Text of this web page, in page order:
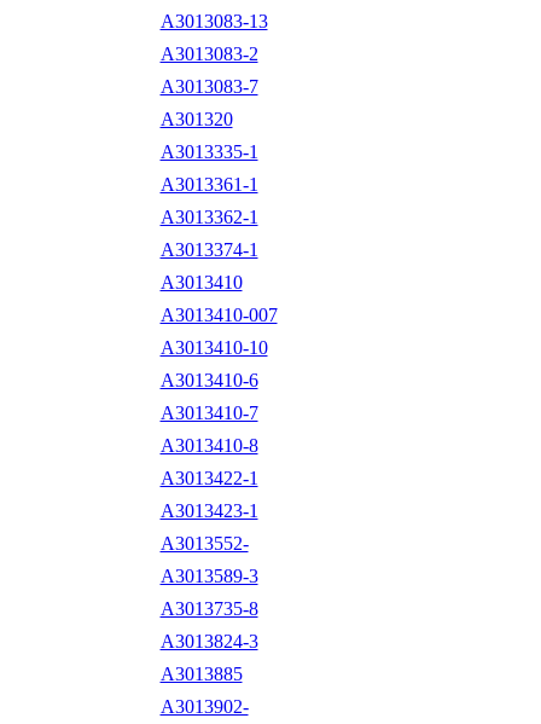
A3013083-13
A3013083-2
A3013083-7
A301320
A3013335-1
A3013361-1
A3013362-1
A3013374-1
A3013410
A3013410-007
A3013410-10
A3013410-6
A3013410-7
A3013410-8
A3013422-1
A3013423-1
A3013552-
A3013589-3
A3013735-8
A3013824-3
A3013885
A3013902-